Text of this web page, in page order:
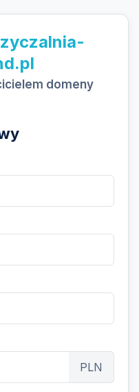
domeny
PLN